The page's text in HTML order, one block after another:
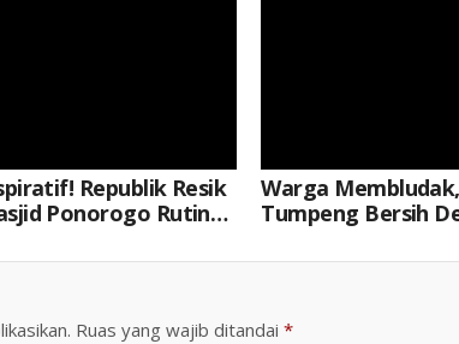
Republik Resik
Ponorogo Rutin
Gotong
Warga
Tumpeng Bersih
Berlangsung
Ruas yang wajib ditandai *